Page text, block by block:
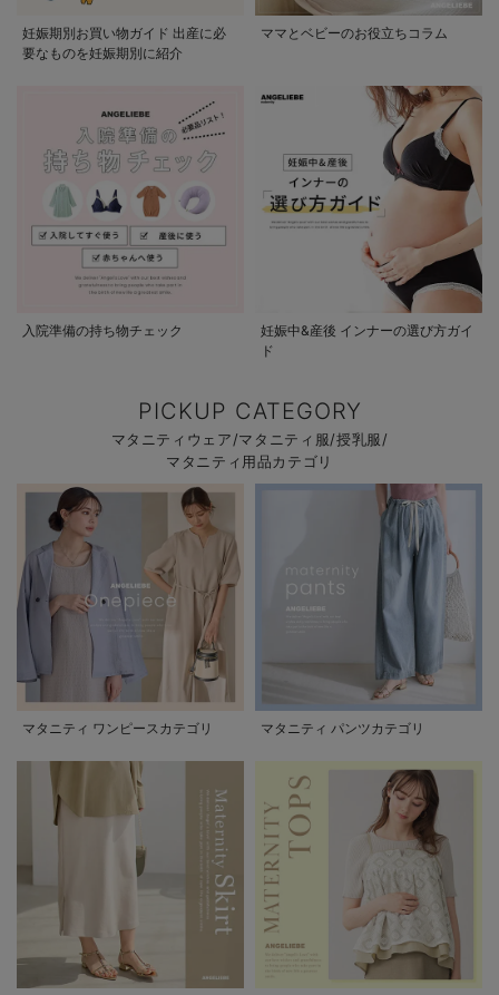
妊娠期別お買い物ガイド 出産に必
要なものを妊娠期別に紹介
ママとベビーのお役立ちコラム
入院準備の持ち物チェック
妊娠中&産後 インナーの選び方ガイ
ド
PICKUP CATEGORY
マタニティウェア/マタニティ服/授乳服/
マタニティ用品カテゴリ
マタニティ ワンピースカテゴリ マタニティ パンツカテゴリ